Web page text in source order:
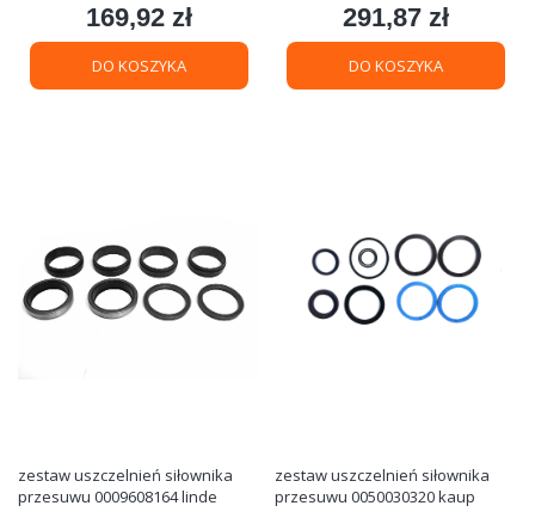
Cena
169,92 zł
DO KOSZYKA
Cena
291,87 zł
DO KOSZYKA
zestaw uszczelnień siłownika
przesuwu 0009608164 linde
zestaw uszczelnień siłownika
przesuwu 0050030320 kaup